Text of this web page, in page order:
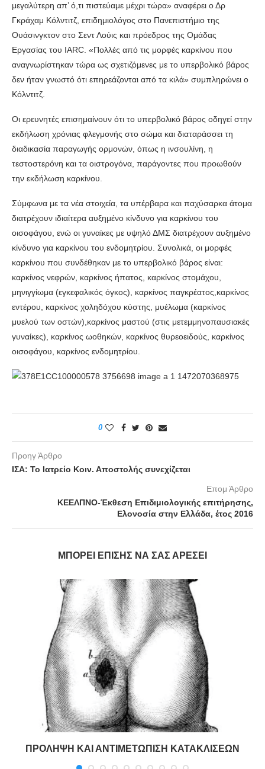
μεγαλύτερη απ’ ό,τι πιστεύαμε μέχρι τώρα» αναφέρει ο Δρ
Γκράχαμ Κόλντιτζ, επιδημιολόγος στο Πανεπιστήμιο της
Ουάσινγκτον στο Σεντ Λούις και πρόεδρος της Ομάδας
Εργασίας του IARC. «Πολλές από τις μορφές καρκίνου που
αναγνωρίστηκαν τώρα ως σχετιζόμενες με το υπερβολικό βάρος
δεν ήταν γνωστό ότι επηρεάζονται από τα κιλά» συμπληρώνει ο
Κόλντιτζ.
Οι ερευνητές επισημαίνουν ότι το υπερβολικό βάρος οδηγεί στην
εκδήλωση χρόνιας φλεγμονής στο σώμα και διαταράσσει τη
διαδικασία παραγωγής ορμονών, όπως η ινσουλίνη, η
τεστοστερόνη και τα οιστρογόνα, παράγοντες που προωθούν
την εκδήλωση καρκίνου.
Σύμφωνα με τα νέα στοιχεία, τα υπέρβαρα και παχύσαρκα άτομα
διατρέχουν ιδιαίτερα αυξημένο κίνδυνο για καρκίνου του
οισοφάγου, ενώ οι γυναίκες με υψηλό ΔΜΣ διατρέχουν αυξημένο
κίνδυνο για καρκίνου του ενδομητρίου. Συνολικά, οι μορφές
καρκίνου που συνδέθηκαν με το υπερβολικό βάρος είναι:
καρκίνος νεφρών, καρκίνος ήπατος, καρκίνος στομάχου,
μηνιγγίωμα (εγκεφαλικός όγκος), καρκίνος παγκρέατος,καρκίνος
εντέρου, καρκίνος χοληδόχου κύστης, μυέλωμα (καρκίνος
μυελού των οστών),καρκίνος μαστού (στις μετεμμηνοπαυσιακές
γυναίκες), καρκίνος ωοθηκών, καρκίνος θυρεοειδούς, καρκίνος
οισοφάγου, καρκίνος ενδομητρίου.
0
Προηγ Άρθρο
ΙΣΑ: Το Ιατρείο Κοιν. Αποστολής συνεχίζεται
Επομ Άρθρο
ΚΕΕΛΠΝΟ-Έκθεση Επιδιμιολογικής επιτήρησης,
Ελονοσία στην Ελλάδα, έτος 2016
ΜΠΟΡΕΊ ΕΠΊΣΗΣ ΝΑ ΣΑΣ ΑΡΈΣΕΙ
ΠΡΟΛΗΨΗ ΚΑΙ ΑΝΤΙΜΕΤΩΠΙΣΗ ΚΑΤΑΚΛΙΣΕΩΝ